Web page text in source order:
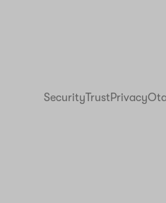
SecurityTrustPrivacy